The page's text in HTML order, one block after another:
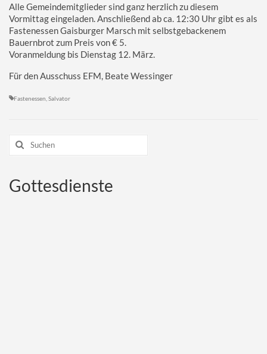
Alle Gemeindemitglieder sind ganz herzlich zu diesem
Vormittag eingeladen. Anschließend ab ca. 12:30 Uhr gibt es als
Fastenessen Gaisburger Marsch mit selbstgebackenem
Bauernbrot zum Preis von € 5.
Voranmeldung bis Dienstag 12. März.
Für den Ausschuss EFM, Beate Wessinger
Fastenessen Salvator
Suchen
nach:
Gottesdienste